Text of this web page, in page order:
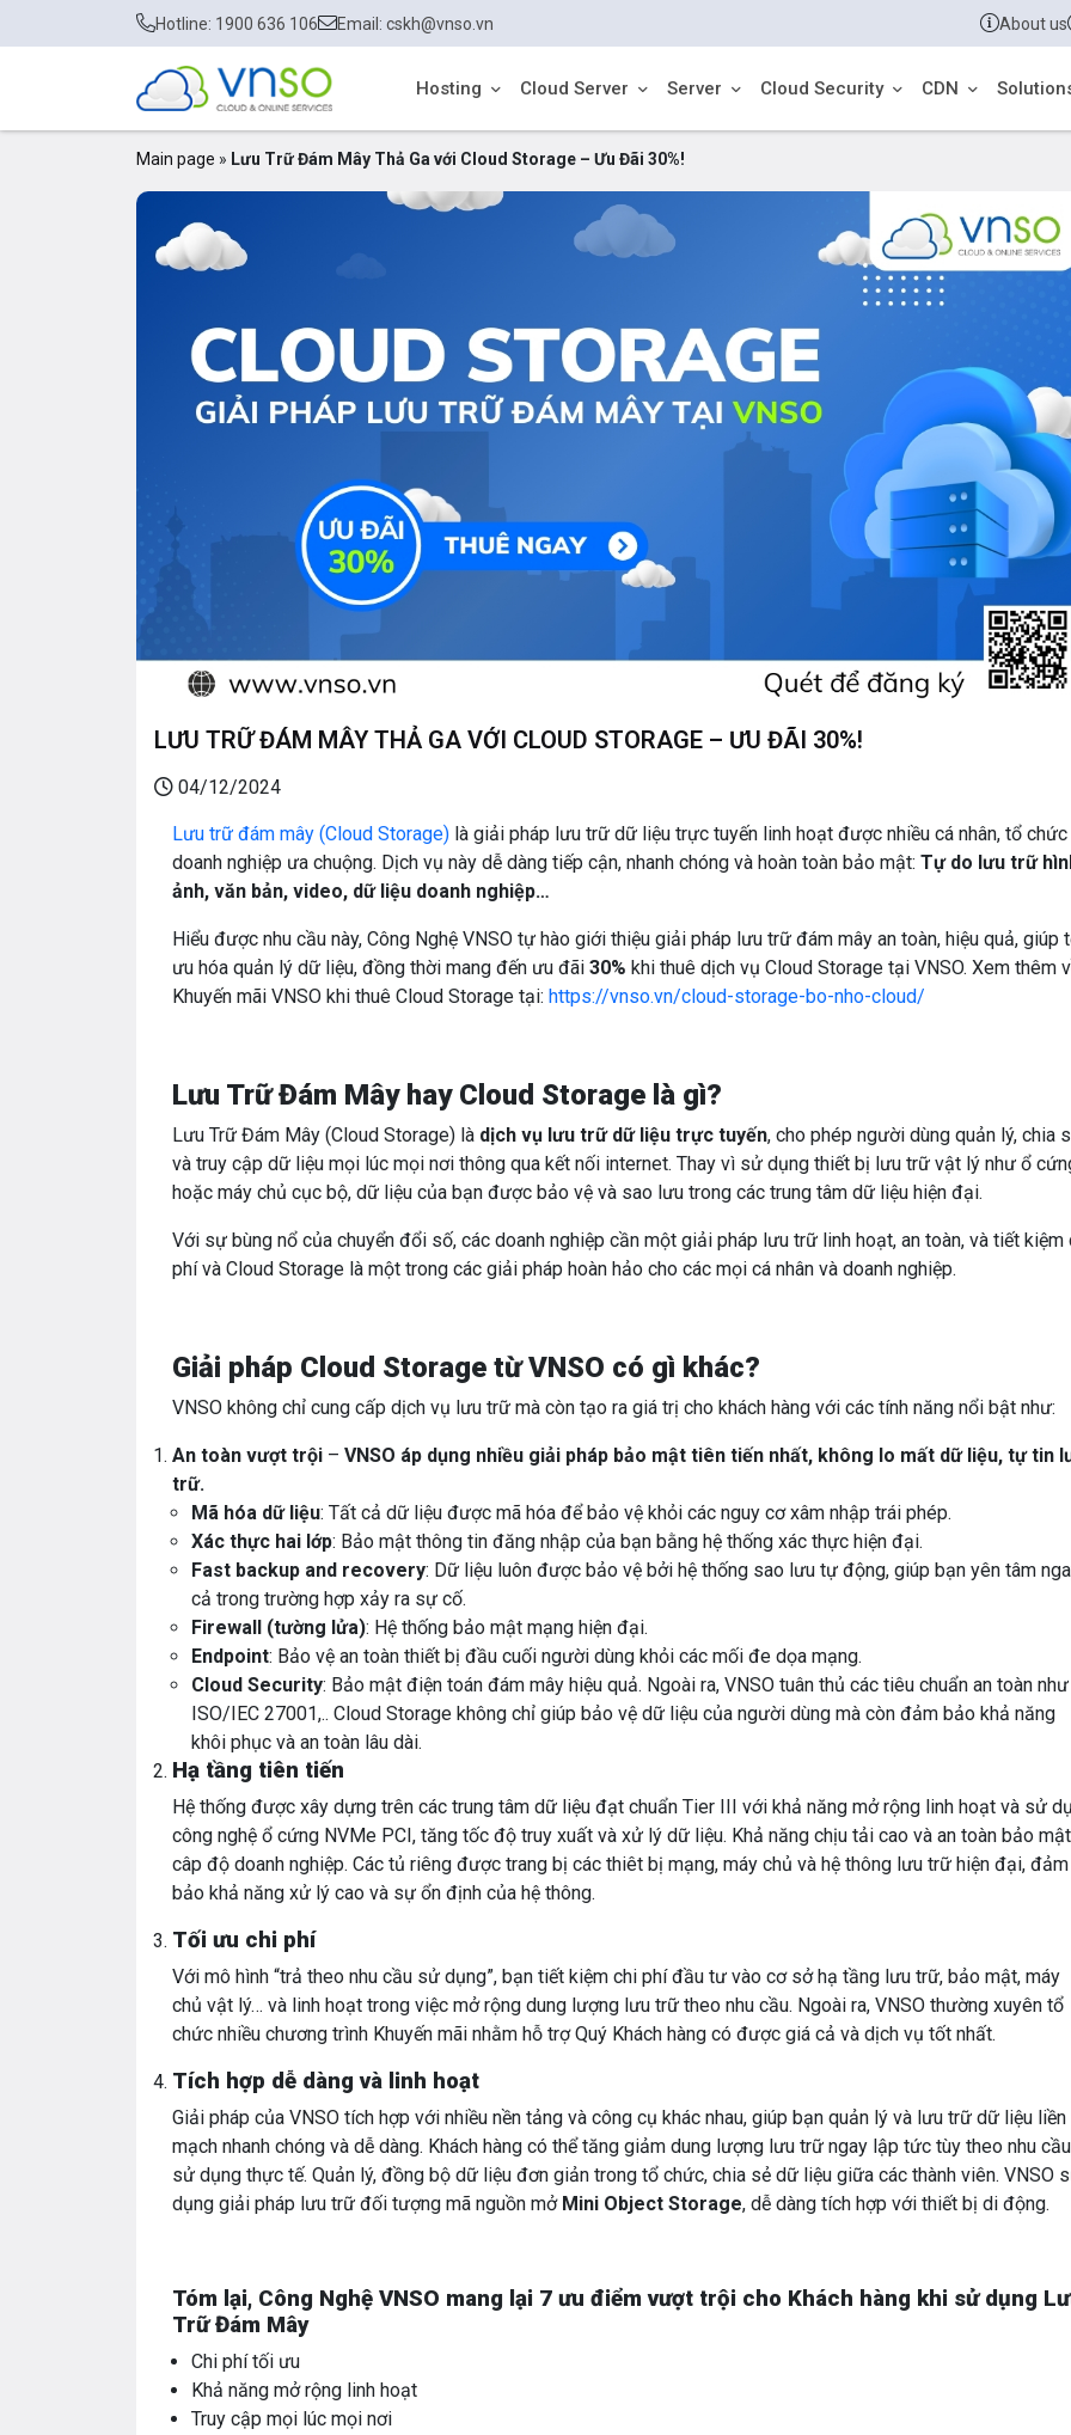
Hotline: 1900 636 106 Email: cskh@vnso.vn About us
Hosting Cloud Server Server Cloud Security CDN
Main page » Lưu Trữ Đám Mây Thả Ga với Cloud Storage – Ưu Đãi 30%!
LƯU TRỮ ĐÁM MÂY THẢ GA VỚI CLOUD STORAGE – ƯU ĐÃI 30%!
04/12/2024
Lưu trữ đám mây (Cloud Storage) là giải pháp lưu trữ dữ liệu trực tuyến linh hoạt được nhiều cá nhân, tổ chức
doanh nghiệp ưa chuộng. Dịch vụ này dễ dàng tiếp cận, nhanh chóng và hoàn toàn bảo mật: Tự do lưu trữ
ảnh, văn bản, video, dữ liệu doanh nghiệp…
Hiểu được nhu cầu này, Công Nghệ VNSO tự hào giới thiệu giải pháp lưu trữ đám mây an toàn, hiệu quả, giúp
ưu hóa quản lý dữ liệu, đồng thời mang đến ưu đãi 30% khi thuê dịch vụ Cloud Storage tại VNSO. Xem thêm
Khuyến mãi VNSO khi thuê Cloud Storage tại: https://vnso.vn/cloud-storage-bo-nho-cloud/
Lưu Trữ Đám Mây hay Cloud Storage là gì?
Lưu Trữ Đám Mây (Cloud Storage) là dịch vụ lưu trữ dữ liệu trực tuyến, cho phép người dùng quản lý, chia
và truy cập dữ liệu mọi lúc mọi nơi thông qua kết nối internet. Thay vì sử dụng thiết bị lưu trữ vật lý như ổ
hoặc máy chủ cục bộ, dữ liệu của bạn được bảo vệ và sao lưu trong các trung tâm dữ liệu hiện đại.
Với sự bùng nổ của chuyển đổi số, các doanh nghiệp cần một giải pháp lưu trữ linh hoạt, an toàn, và tiết kiệm
phí và Cloud Storage là một trong các giải pháp hoàn hảo cho các mọi cá nhân và doanh nghiệp.
Giải pháp Cloud Storage từ VNSO có gì khác?
VNSO không chỉ cung cấp dịch vụ lưu trữ mà còn tạo ra giá trị cho khách hàng với các tính năng nổi bật như:
An toàn vượt trội – VNSO áp dụng nhiều giải pháp bảo mật tiên tiến nhất, không lo mất dữ liệu, tự tin
trữ.
Mã hóa dữ liệu: Tất cả dữ liệu được mã hóa để bảo vệ khỏi các nguy cơ xâm nhập trái phép.
Xác thực hai lớp: Bảo mật thông tin đăng nhập của bạn bằng hệ thống xác thực hiện đại.
Fast backup and recovery: Dữ liệu luôn được bảo vệ bởi hệ thống sao lưu tự động, giúp bạn yên tâm
cả trong trường hợp xảy ra sự cố.
Firewall (tường lửa): Hệ thống bảo mật mạng hiện đại.
Endpoint: Bảo vệ an toàn thiết bị đầu cuối người dùng khỏi các mối đe dọa mạng.
Cloud Security: Bảo mật điện toán đám mây hiệu quả. Ngoài ra, VNSO tuân thủ các tiêu chuẩn an toàn như
ISO/IEC 27001,.. Cloud Storage không chỉ giúp bảo vệ dữ liệu của người dùng mà còn đảm bảo khả năng
khôi phục và an toàn lâu dài.
Hạ tầng tiên tiến
Hệ thống được xây dựng trên các trung tâm dữ liệu đạt chuẩn Tier III với khả năng mở rộng linh hoạt và sử
công nghệ ổ cứng NVMe PCI, tăng tốc độ truy xuất và xử lý dữ liệu. Khả năng chịu tải cao và an toàn bảo mật
câp độ doanh nghiệp. Các tủ riêng được trang bị các thiêt bị mạng, máy chủ và hệ thông lưu trữ hiện đại, đảm
bảo khả năng xử lý cao và sự ổn định của hệ thông.
Tối ưu chi phí
Với mô hình “trả theo nhu cầu sử dụng”, bạn tiết kiệm chi phí đầu tư vào cơ sở hạ tầng lưu trữ, bảo mật, máy
chủ vật lý… và linh hoạt trong việc mở rộng dung lượng lưu trữ theo nhu cầu. Ngoài ra, VNSO thường xuyên tổ
chức nhiều chương trình Khuyến mãi nhằm hỗ trợ Quý Khách hàng có được giá cả và dịch vụ tốt nhất.
Tích hợp dễ dàng và linh hoạt
Giải pháp của VNSO tích hợp với nhiều nền tảng và công cụ khác nhau, giúp bạn quản lý và lưu trữ dữ liệu liền
mạch nhanh chóng và dễ dàng. Khách hàng có thể tăng giảm dung lượng lưu trữ ngay lập tức tùy theo nhu cầu
sử dụng thực tế. Quản lý, đồng bộ dữ liệu đơn giản trong tổ chức, chia sẻ dữ liệu giữa các thành viên. VNSO
dụng giải pháp lưu trữ đối tượng mã nguồn mở Mini Object Storage, dễ dàng tích hợp với thiết bị di động.
Tóm lại, Công Nghệ VNSO mang lại 7 ưu điểm vượt trội cho Khách hàng khi sử dụng
Trữ Đám Mây
Chi phí tối ưu
Khả năng mở rộng linh hoạt
Truy cập mọi lúc mọi nơi